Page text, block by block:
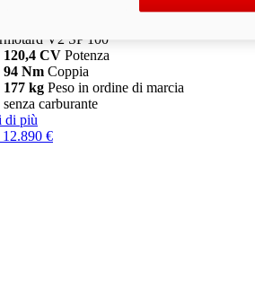
V2 SP 100
120,4 CV Potenza
94 Nm Coppia
177 kg Peso in ordine di marcia
senza carburante
di più
€